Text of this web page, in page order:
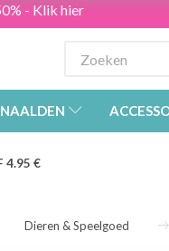
- Klik hier
4.95 €
Dieren & Speelgoed